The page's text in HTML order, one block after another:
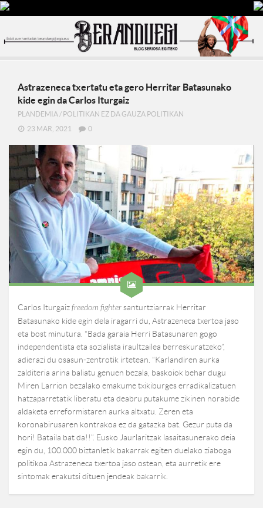
Astrazeneca txertatu eta gero Herritar Batasunako
kide egin da Carlos Iturgaiz
PLANDEMIA / POLITIKAN EZ DA GAUZA POLITIKAN
23 MAR, 2021
0
Carlos Iturgaizfreedom fightersanturtziarrak Herritar
Batasunako kide egin dela iragarri du, Astrazeneca txertoa jaso
eta bost minutura. “Bada garaia Herri Batasunaren gogo
independentista eta sozialista iraultzailea berreskuratzeko”,
adierazi du osasun-zentrotik irtetean. “Karlandiren aurka
zalditeria arina baliatu genuen bezala, baskoiok behar dugu
Miren Larrion bezalako emakume txikiburges erradikalizatuen
hatzaparretatik liberatu eta deabru putakume zikinen norabide
aldaketa erreformistaren aurka altxatu. Zeren eta
koronabirusaren kontrakoa ez da gatazka bat. Gezur puta da
hori! Bataila bat da!!”. Eusko Jaurlaritzak lasaitasunerako deia
egin du, 100.000 biztanletik bakarrak egiten duelako ziaboga
politikoa Astrazeneca txertoa jaso ostean, eta aurretik ere
sintomak erakutsi dituen jendeak bakarrik.